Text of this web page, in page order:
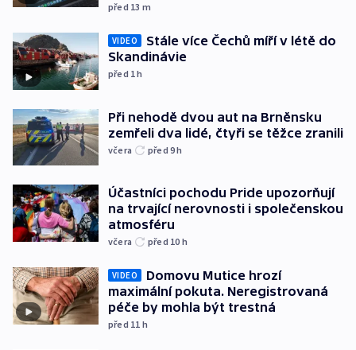
před 13 m
VIDEO
Stále více Čechů míří v létě do
Skandinávie
před 1h
Při nehodě dvou aut na Brněnsku
zemřeli dva lidé, čtyři se těžce zranili
včera před 9h
Účastníci pochodu Pride upozorňují
na trvající nerovnosti i společenskou
atmosféru
včera před 10 h
VIDEO
Domovu Mutice hrozí
maximální pokuta. Neregistrovaná
péče by mohla být trestná
před 11 h